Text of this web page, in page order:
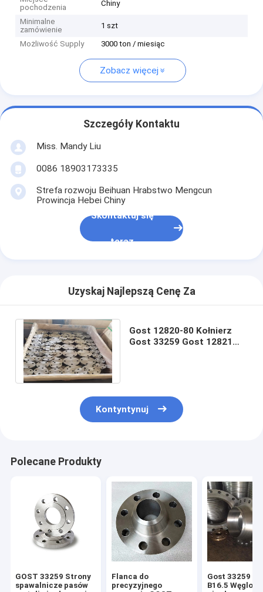
pochodzenia
Chiny
Minimalne
zamówienie
1 szt
Możliwość Supply 3000 ton / miesiąc
Zobacz więcej
Szczegóły Kontaktu
Miss. Mandy Liu
0086 18903173335
Strefa rozwoju Beihuan Hrabstwo Mengcun
Prowincja Hebei Chiny
Skontaktuj się
teraz
Uzyskaj Najlepszą Cenę Za
Gost 12820-80 Kołnierz
Gost 33259 Gost 12821
Kontyntynuj
Polecane Produkty
GOST 33259 Strony
spawalnicze pasów
Flanca do
precyzyjnego
Gost 33259
B16.5